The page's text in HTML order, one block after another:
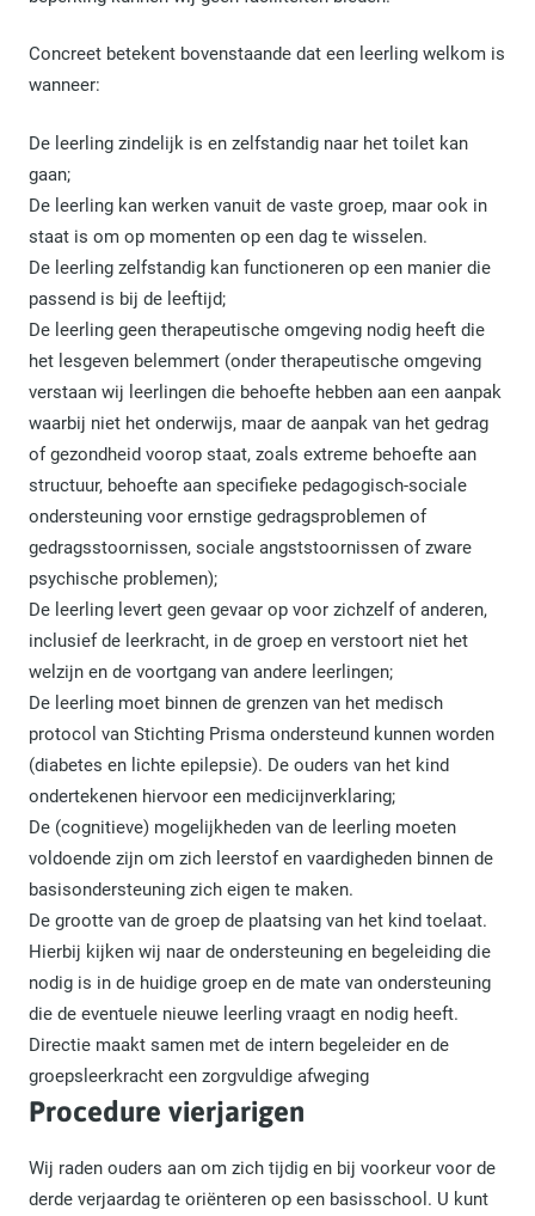
Concreet betekent bovenstaande dat een leerling welkom is
wanneer:
De leerling zindelijk is en zelfstandig naar het toilet kan
gaan;
De leerling kan werken vanuit de vaste groep, maar ook in
staat is om op momenten op een dag te wisselen.
De leerling zelfstandig kan functioneren op een manier die
passend is bij de leeftijd;
De leerling geen therapeutische omgeving nodig heeft die
het lesgeven belemmert (onder therapeutische omgeving
verstaan wij leerlingen die behoefte hebben aan een aanpak
waarbij niet het onderwijs, maar de aanpak van het gedrag
of gezondheid voorop staat, zoals extreme behoefte aan
structuur, behoefte aan specifieke pedagogisch-sociale
ondersteuning voor ernstige gedragsproblemen of
gedragsstoornissen, sociale angststoornissen of zware
psychische problemen);
De leerling levert geen gevaar op voor zichzelf of anderen,
inclusief de leerkracht, in de groep en verstoort niet het
welzijn en de voortgang van andere leerlingen;
De leerling moet binnen de grenzen van het medisch
protocol van Stichting Prisma ondersteund kunnen worden
(diabetes en lichte epilepsie). De ouders van het kind
ondertekenen hiervoor een medicijnverklaring;
De (cognitieve) mogelijkheden van de leerling moeten
voldoende zijn om zich leerstof en vaardigheden binnen de
basisondersteuning zich eigen te maken.
De grootte van de groep de plaatsing van het kind toelaat.
Hierbij kijken wij naar de ondersteuning en begeleiding die
nodig is in de huidige groep en de mate van ondersteuning
die de eventuele nieuwe leerling vraagt en nodig heeft.
Directie maakt samen met de intern begeleider en de
groepsleerkracht een zorgvuldige afweging
Procedure vierjarigen
Wij raden ouders aan om zich tijdig en bij voorkeur voor de
derde verjaardag te oriënteren op een basisschool. U kunt